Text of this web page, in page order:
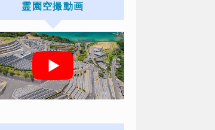
霊園空撮動画